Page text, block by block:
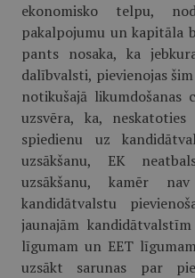
ekonomisko telpu,
pakalpojumu un kapitāla
pants nosaka, ka
dalībvalsti, pievienojas
notikušajā likumdošanas
uzsvēra, ka,
spiedienu uz
uzsākšanu, EK
uzsākšanu, kamēr
kandidātvalstu
jaunajām
līgumam un EET
uzsākt sarunas par